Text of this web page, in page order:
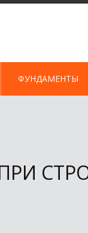
ФУНДАМЕНТЫ